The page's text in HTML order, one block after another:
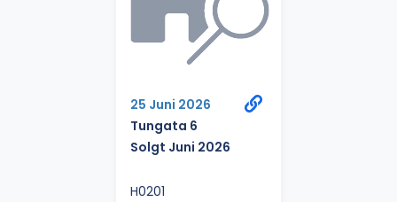
25 Juni 2026
Tungata 6
Solgt Juni 2026
H0201